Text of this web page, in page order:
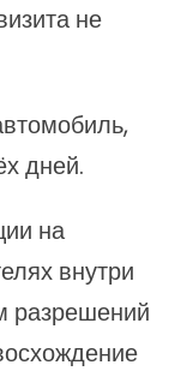
не
дней.
на
внутри
разрешений